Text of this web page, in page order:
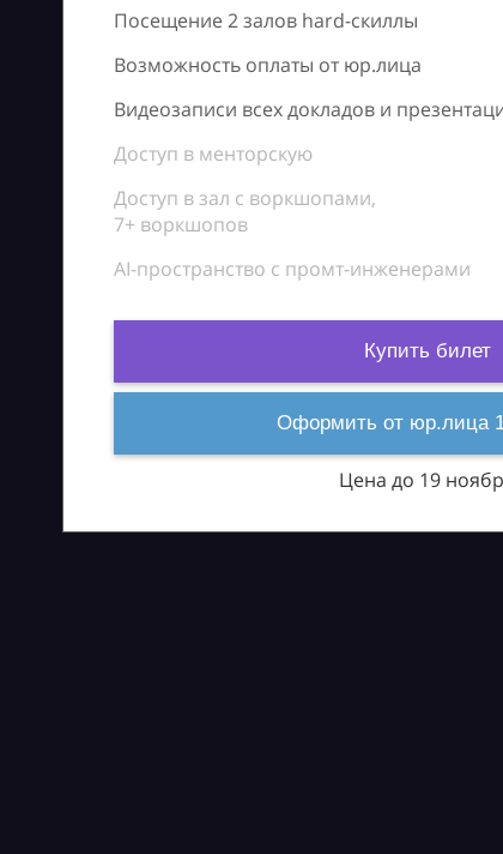
Посещение 2 залов hard-скиллы
Возможность оплаты от юр.лица
Видеозаписи всех докладов и
Доступ в менторскую
Доступ в зал с воркшопами,
7+ воркшопов
AI-пространство с промт-инженерами
Купить билет
Оформить от юр.лица
Цена до 19